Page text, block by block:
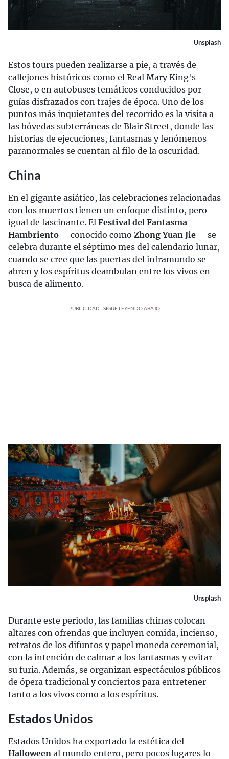
Unsplash
Estos tours pueden realizarse a pie, a través de
callejones históricos como el Real Mary King's
Close, o en autobuses temáticos conducidos por
guías disfrazados con trajes de época. Uno de los
puntos más inquietantes del recorrido es la visita a
las bóvedas subterráneas de Blair Street, donde las
historias de ejecuciones, fantasmas y fenómenos
paranormales se cuentan al filo de la oscuridad.
China
En el gigante asiático, las celebraciones relacionadas
con los muertos tienen un enfoque distinto, pero
igual de fascinante. El Festival del Fantasma
Hambriento —conocido como Zhong Yuan Jie— se
celebra durante el séptimo mes del calendario lunar,
cuando se cree que las puertas del inframundo se
abren y los espíritus deambulan entre los vivos en
busca de alimento.
PUBLICIDAD - SIGUE LEYENDO ABAJO
Unsplash
Durante este periodo, las familias chinas colocan
altares con ofrendas que incluyen comida, incienso,
retratos de los difuntos y papel moneda ceremonial,
con la intención de calmar a los fantasmas y evitar
su furia. Además, se organizan espectáculos públicos
de ópera tradicional y conciertos para entretener
tanto a los vivos como a los espíritus.
Estados Unidos
Estados Unidos ha exportado la estética del
Halloween al mundo entero, pero pocos lugares lo